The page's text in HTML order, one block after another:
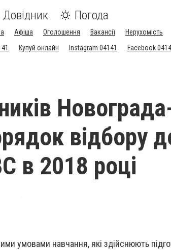
Довідник Погода
Афіша Оголошення Вакансії Нерухомість
Купуй онлайн Instagram 04141 Facebook
відбору
в 2018 році
умовами навчання, які здійснюють